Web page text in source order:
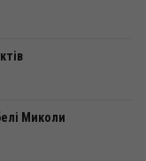
Миколи